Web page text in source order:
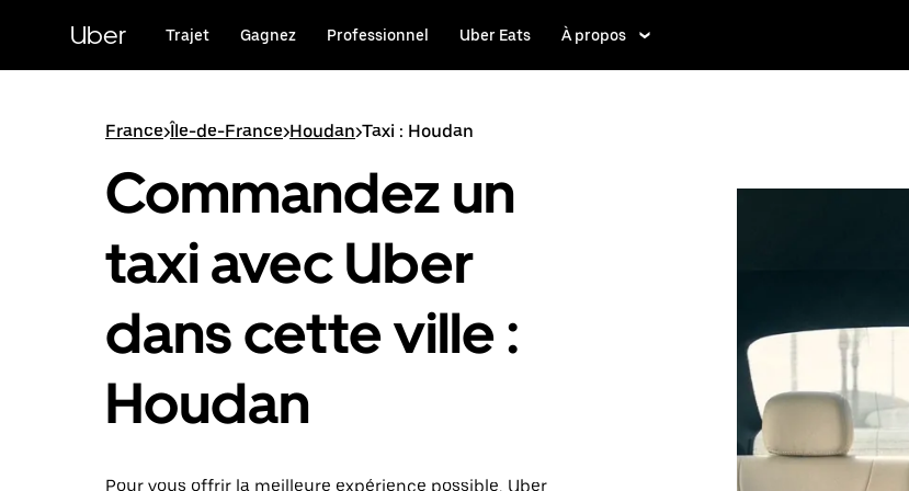
principal
Uber Trajet Gagnez Professionnel Uber Eats À propos
France>Île-de-France>Houdan>Taxi : Houdan
Commandez un
taxi avec Uber
dans cette ville :
Houdan
Pour vous offrir la meilleure expérience possible, Uber